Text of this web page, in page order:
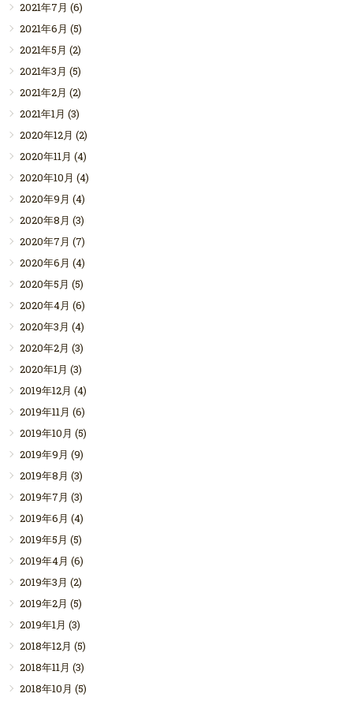
2021年7月 (6)
2021年6月 (5)
2021年5月 (2)
2021年3月 (5)
2021年2月 (2)
2021年1月 (3)
2020年12月 (2)
2020年11月 (4)
2020年10月 (4)
2020年9月 (4)
2020年8月 (3)
2020年7月 (7)
2020年6月 (4)
2020年5月 (5)
2020年4月 (6)
2020年3月 (4)
2020年2月 (3)
2020年1月 (3)
2019年12月 (4)
2019年11月 (6)
2019年10月 (5)
2019年9月 (9)
2019年8月 (3)
2019年7月 (3)
2019年6月 (4)
2019年5月 (5)
2019年4月 (6)
2019年3月 (2)
2019年2月 (5)
2019年1月 (3)
2018年12月 (5)
2018年11月 (3)
2018年10月 (5)